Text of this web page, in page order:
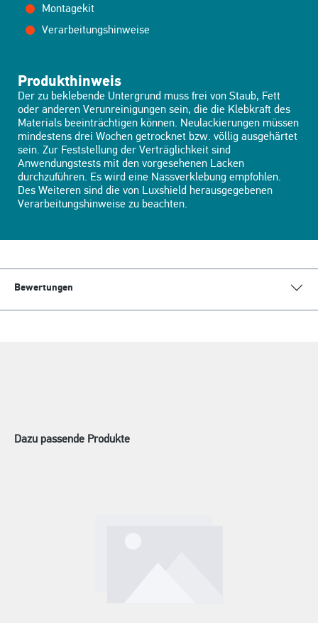
Montagekit
Verarbeitungshinweise
Produkthinweis
Der zu beklebende Untergrund muss frei von Staub, Fett
oder anderen Verunreinigungen sein, die die Klebkraft des
Materials beeinträchtigen können. Neulackierungen müssen
mindestens drei Wochen getrocknet bzw. völlig ausgehärtet
sein. Zur Feststellung der Verträglichkeit sind
Anwendungstests mit den vorgesehenen Lacken
durchzuführen. Es wird eine Nassverklebung empfohlen.
Des Weiteren sind die von Luxshield herausgegebenen
Verarbeitungshinweise zu beachten.
Bewertungen
Dazu passende Produkte